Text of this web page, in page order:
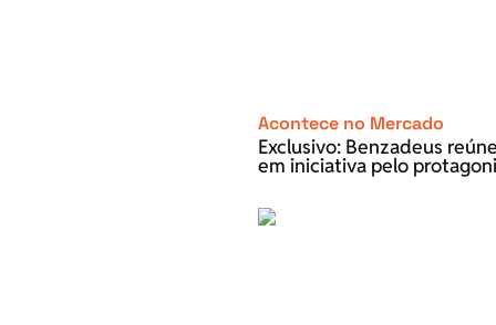
Acontece no Mercado
Exclusivo: Benzadeus
em iniciativa pelo